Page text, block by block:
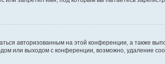
авторизованным на этой конференции, а также
или выходом с конференции, возможно, удаление